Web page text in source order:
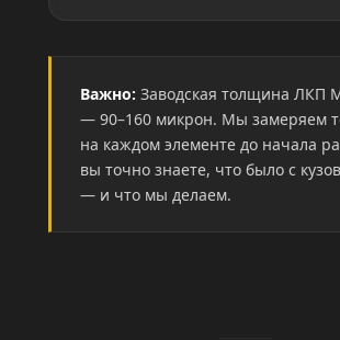
Важно: Заводская толщина ЛКП
— 90–160 микрон. Мы замеряем
на каждом элементе до начала
вы точно знаете, что было с
— и что мы делаем.